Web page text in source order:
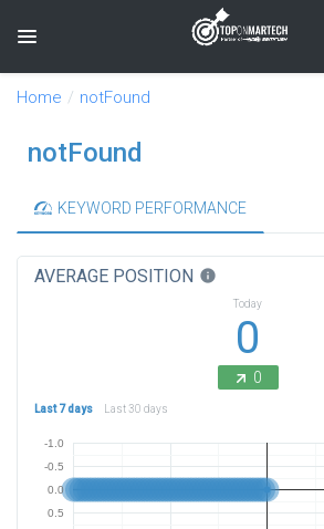
Toggle navigation
Home notFound
notFound
KEYWORD PERFORMANCE
AVERAGE POSITION info
Today
0
0
Last 7 days Last 30 days
-1.0
-0.5
0.0
0.5